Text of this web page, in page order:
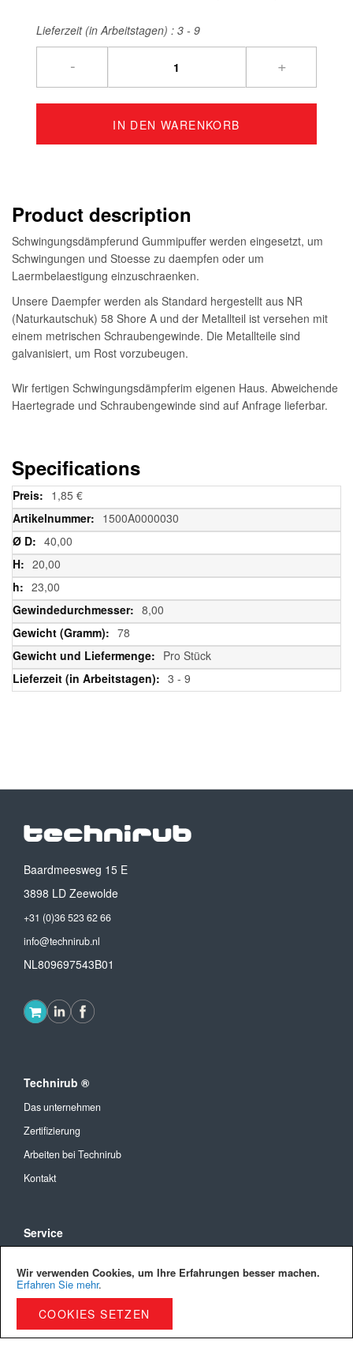
Wir verwenden Cookies, um Ihre Erfahrungen besser machen.
Erfahren Sie mehr.
COOKIES SETZEN
Lieferzeit (in Arbeitstagen) : 3 - 9
- +
IN DEN WARENKORB
Product description
Schwingungsdämpferund Gummipuffer werden eingesetzt, um
Schwingungen und Stoesse zu daempfen oder um
Laermbelaestigung einzuschraenken.
Unsere Daempfer werden als Standard hergestellt aus NR
(Naturkautschuk) 58 Shore A und der Metallteil ist versehen mit
einem metrischen Schraubengewinde. Die Metallteile sind
galvanisiert, um Rost vorzubeugen.
Wir fertigen Schwingungsdämpferim eigenen Haus. Abweichende
Haertegrade und Schraubengewinde sind auf Anfrage lieferbar.
Specifications
Weitere
Informationen
1,85 €
1500A0000030
40,00
20,00
23,00
8,00
78
Pro Stück
3 - 9
Baardmeesweg 15 E
3898 LD Zeewolde
+31 (0)36 523 62 66
info@technirub.nl
NL809697543B01
Technirub ®
Das unternehmen
Zertifizierung
Arbeiten bei Technirub
Kontakt
Service
Versandkosten und Lieferung
Privacy Policy